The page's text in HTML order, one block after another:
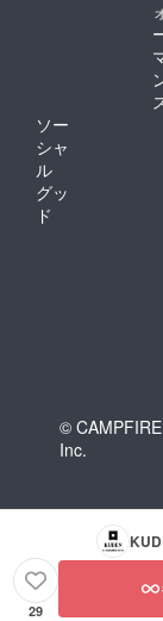
ソー
シャ
ル
グッ
ド
©
Inc.
29